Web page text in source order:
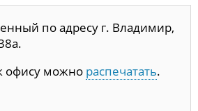
по адресу г. Владимир,
офису можно распечатать.